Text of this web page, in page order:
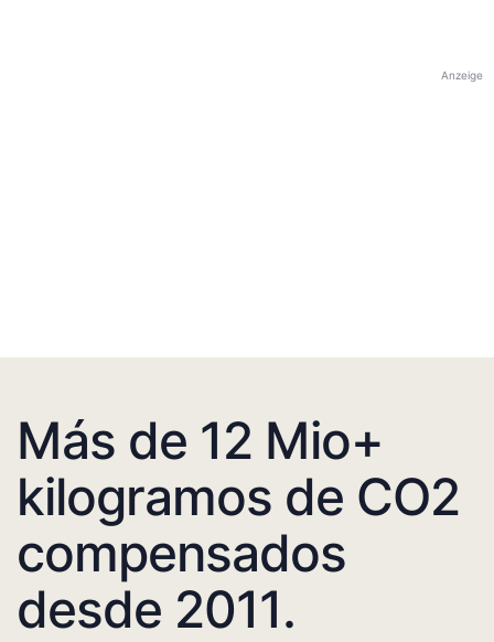
Anzeige
Más de 12 Mio+
kilogramos de CO2
compensados
desde 2011.